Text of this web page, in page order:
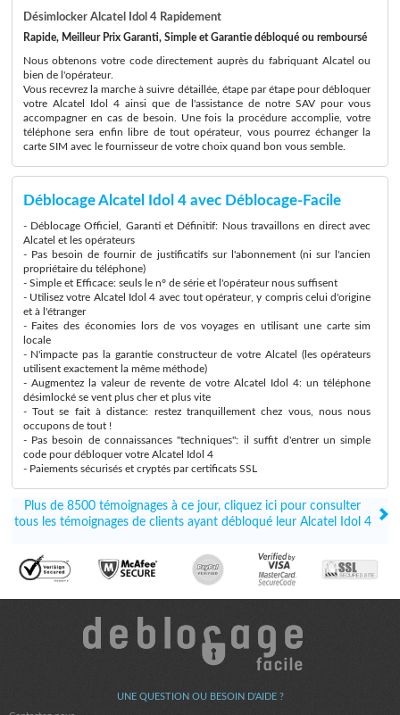
Désimlocker Alcatel Idol 4 Rapidement
Rapide, Meilleur Prix Garanti, Simple et Garantie débloqué ou remboursé
Nous obtenons votre code directement auprès du fabriquant Alcatel ou
bien de l'opérateur.
Vous recevrez la marche à suivre détaillée, étape par étape pour débloquer
votre Alcatel Idol 4 ainsi que de l'assistance de notre SAV pour vous
accompagner en cas de besoin. Une fois la procédure accomplie, votre
téléphone sera enfin libre de tout opérateur, vous pourrez échanger la
carte SIM avec le fournisseur de votre choix quand bon vous semble.
Déblocage Alcatel Idol 4 avec Déblocage-Facile
- Déblocage Officiel, Garanti et Définitif: Nous travaillons en direct avec
Alcatel et les opérateurs
- Pas besoin de fournir de justificatifs sur l'abonnement (ni sur l'ancien
propriétaire du téléphone)
- Simple et Efficace: seuls le n° de série et l'opérateur nous suffisent
- Utilisez votre Alcatel Idol 4 avec tout opérateur, y compris celui d'origine
et à l'étranger
- Faites des économies lors de vos voyages en utilisant une carte sim
locale
- N'impacte pas la garantie constructeur de votre Alcatel (les opérateurs
utilisent exactement la même méthode)
- Augmentez la valeur de revente de votre Alcatel Idol 4: un téléphone
désimlocké se vent plus cher et plus vite
- Tout se fait à distance: restez tranquillement chez vous, nous nous
occupons de tout !
- Pas besoin de connaissances "techniques": il suffit d'entrer un simple
code pour débloquer votre Alcatel Idol 4
- Paiements sécurisés et cryptés par certificats SSL
Plus de 8500 témoignages à ce jour, cliquez ici pour consulter
tous les témoignages de clients ayant débloqué leur Alcatel Idol 4
UNE QUESTION OU BESOIN D'AIDE ?